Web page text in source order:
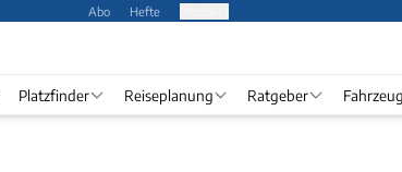
Abo Hefte
Platzfinder Reiseplanung Ratgeber